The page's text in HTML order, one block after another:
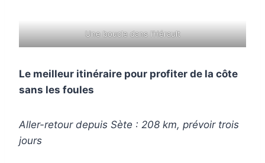
Une boucle dans l’Hérault
Le meilleur itinéraire pour profiter de la côte
sans les foules
Aller-retour depuis Sète : 208 km, prévoir trois
jours